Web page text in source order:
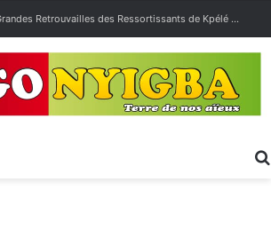
1ère Édition des Grandes Retrouvailles des Ressortissants de Kpélé Govié Apégamé / Sokpé